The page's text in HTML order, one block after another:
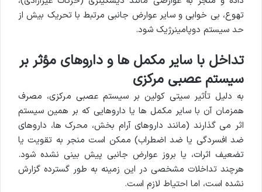
تهوع، بی خوابی و سایر عوارض جانبی مرتبط با تحریک بیش از
حد سیستم دوپامینرژیک شود.
تداخل با سایر مکمل ها و داروهای مؤثر بر
سیستم عصبی مرکزی
به دلیل تأثیر سیتی کولین بر سیستم عصبی مرکزی، مصرف
همزمان آن با سایر مکمل ها یا داروهایی که بر همین سیستم
اثر می گذارند (مانند داروهای آرام بخش، محرک ها، داروهای
ضد افسردگی یا ضد اضطراب) ممکن است منجر به تقویت یا
تضعیف اثرات، یا بروز عوارض جانبی پیش بینی نشده شود.
هرچند تداخلات مشخصی در این زمینه به طور گسترده گزارش
نشده است، اما احتیاط لازم است.